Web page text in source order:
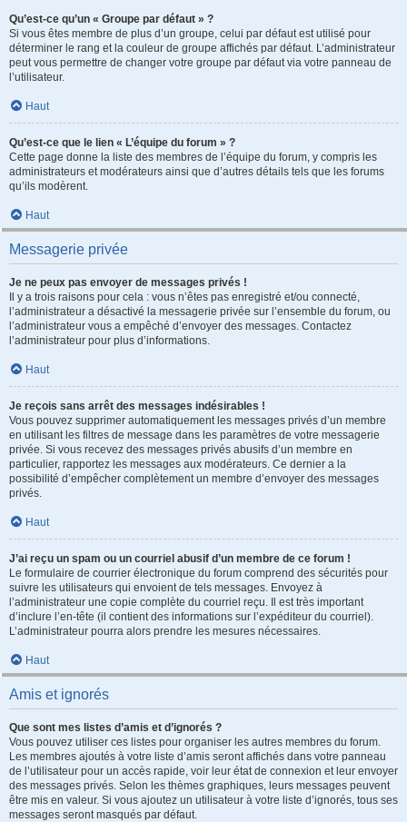
Qu’est-ce qu’un « Groupe par défaut » ?
Si vous êtes membre de plus d’un groupe, celui par défaut est utilisé pour
déterminer le rang et la couleur de groupe affichés par défaut. L’administrateur
peut vous permettre de changer votre groupe par défaut via votre panneau de
l’utilisateur.
Haut
Qu’est-ce que le lien « L’équipe du forum » ?
Cette page donne la liste des membres de l’équipe du forum, y compris les
administrateurs et modérateurs ainsi que d’autres détails tels que les forums
qu’ils modèrent.
Haut
Messagerie privée
Je ne peux pas envoyer de messages privés !
Il y a trois raisons pour cela : vous n’êtes pas enregistré et/ou connecté,
l’administrateur a désactivé la messagerie privée sur l’ensemble du forum, ou
l’administrateur vous a empêché d’envoyer des messages. Contactez
l’administrateur pour plus d’informations.
Haut
Je reçois sans arrêt des messages indésirables !
Vous pouvez supprimer automatiquement les messages privés d’un membre
en utilisant les filtres de message dans les paramètres de votre messagerie
privée. Si vous recevez des messages privés abusifs d’un membre en
particulier, rapportez les messages aux modérateurs. Ce dernier a la
possibilité d’empêcher complètement un membre d’envoyer des messages
privés.
Haut
J’ai reçu un spam ou un courriel abusif d’un membre de ce forum !
Le formulaire de courrier électronique du forum comprend des sécurités pour
suivre les utilisateurs qui envoient de tels messages. Envoyez à
l’administrateur une copie complète du courriel reçu. Il est très important
d’inclure l’en-tête (il contient des informations sur l’expéditeur du courriel).
L’administrateur pourra alors prendre les mesures nécessaires.
Haut
Amis et ignorés
Que sont mes listes d’amis et d’ignorés ?
Vous pouvez utiliser ces listes pour organiser les autres membres du forum.
Les membres ajoutés à votre liste d’amis seront affichés dans votre panneau
de l’utilisateur pour un accès rapide, voir leur état de connexion et leur envoyer
des messages privés. Selon les thèmes graphiques, leurs messages peuvent
être mis en valeur. Si vous ajoutez un utilisateur à votre liste d’ignorés, tous ses
messages seront masqués par défaut.